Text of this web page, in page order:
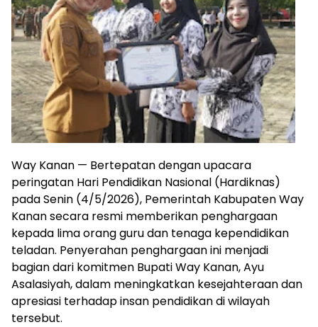
Way Kanan — Bertepatan dengan upacara
peringatan Hari Pendidikan Nasional (Hardiknas)
pada Senin (4/5/2026), Pemerintah Kabupaten Way
Kanan secara resmi memberikan penghargaan
kepada lima orang guru dan tenaga kependidikan
teladan. Penyerahan penghargaan ini menjadi
bagian dari komitmen Bupati Way Kanan, Ayu
Asalasiyah, dalam meningkatkan kesejahteraan dan
apresiasi terhadap insan pendidikan di wilayah
tersebut.